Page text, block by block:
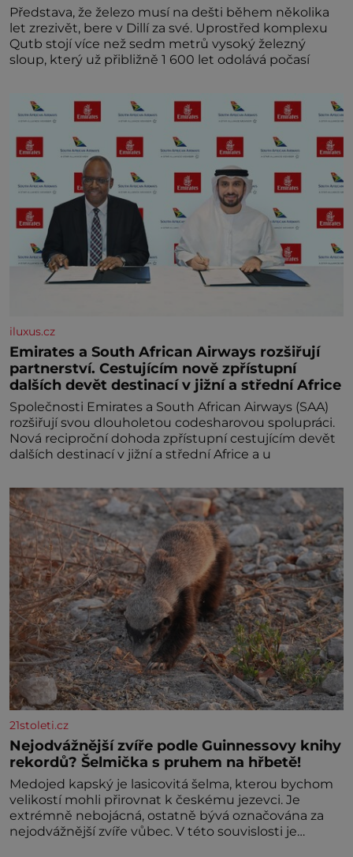
Představa, že železo musí na dešti během několika
let zrezivět, bere v Dillí za své. Uprostřed komplexu
Qutb stojí více než sedm metrů vysoký železný
sloup, který už přibližně 1 600 let odolává počasí
iluxus.cz
Emirates a South African Airways rozšiřují
partnerství. Cestujícím nově zpřístupní
dalších devět destinací v jižní a střední Africe
Společnosti Emirates a South African Airways (SAA)
rozšiřují svou dlouholetou codesharovou spolupráci.
Nová reciproční dohoda zpřístupní cestujícím devět
dalších destinací v jižní a střední Africe a u
21stoleti.cz
Nejodvážnější zvíře podle Guinnessovy knihy
rekordů? Šelmička s pruhem na hřbetě!
Medojed kapský je lasicovitá šelma, kterou bychom
velikostí mohli přirovnat k českému jezevci. Je
extrémně nebojácná, ostatně bývá označována za
nejodvážnější zvíře vůbec. V této souvislosti je